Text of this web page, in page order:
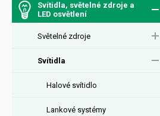
Svítidla, světelné zdroje a
LED osvětlení
Světelné zdroje
Svítidla
Halové svítidlo
Lankové systémy